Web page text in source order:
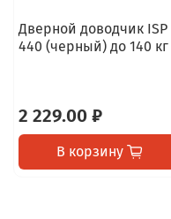
Дверной доводчик ISP
440 (черный) до 140 кг
2 229.00 ₽
В корзину